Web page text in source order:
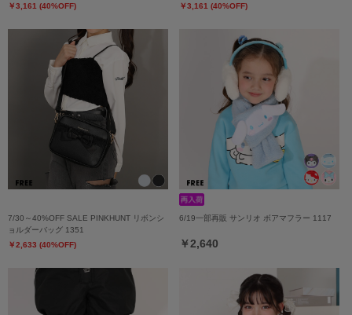
￥3,161 (40%OFF)
￥3,161 (40%OFF)
7/30～40%OFF SALE PINKHUNT リボンシ
ョルダーバッグ 1351
￥2,633 (40%OFF)
6/19一部再販 サンリオ ボアマフラー 1117
￥2,640